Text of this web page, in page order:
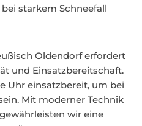
starkem Schneefall
Oldendorf erfordert
und Einsatzbereitschaft.
Uhr einsatzbereit, um bei
Mit moderner Technik
wir eine